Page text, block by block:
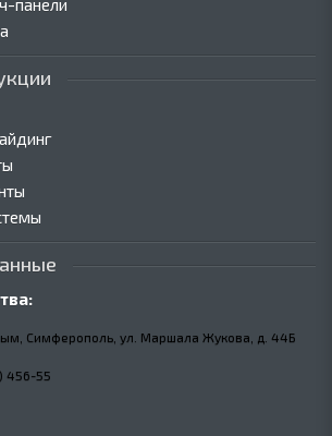
панели
Симферополь, ул. Маршала Жукова, д. 44Б
456-55